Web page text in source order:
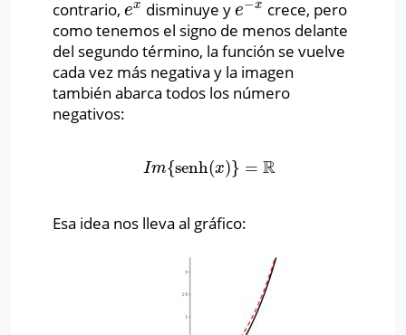
contrario, ex
ex disminuye ye−x
e−x crece, pero
como tenemos el signo de menos delante
del segundo término, la función se vuelve
cada vez más negativa y la imagen
también abarca todos los número
negativos:
Im{senh(x)} = R
Im{senh(x)} =R
Esa idea nos lleva al gráfico: